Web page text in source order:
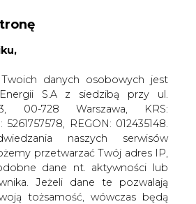
A A
ZALOGUJ SIĘ
danych osobowych jest
S.A z siedzibą przy ul.
00-728 Warszawa, KRS:
REGON: 012435148.
naszych serwisów
przetwarzać Twój adres IP,
dane nt. aktywności lub
Jeżeli dane te pozwalają
tożsamość, wówczas będą